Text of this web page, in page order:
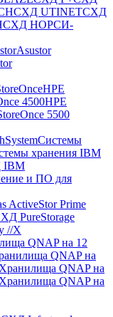
СХД UTINETСХД
СХД НОРСИ-
Asustor
HPE
4500HPE
5500
Системы
хранения IBM
IBM
и ПО для
ActiveStor Prime
PureStorage
//X
QNAP на 12
QNAP на
Хранилища QNAP на
Хранилища QNAP на